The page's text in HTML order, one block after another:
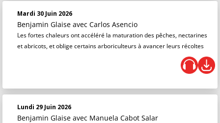
Mardi 30 Juin 2026
Benjamin Glaise avec Carlos Asencio
Les fortes chaleurs ont accéléré la maturation des pêches, nectarines
et abricots, et oblige certains arboriculteurs à avancer leurs récoltes
Lundi 29 Juin 2026
Benjamin Glaise avec Manuela Cabot Salar